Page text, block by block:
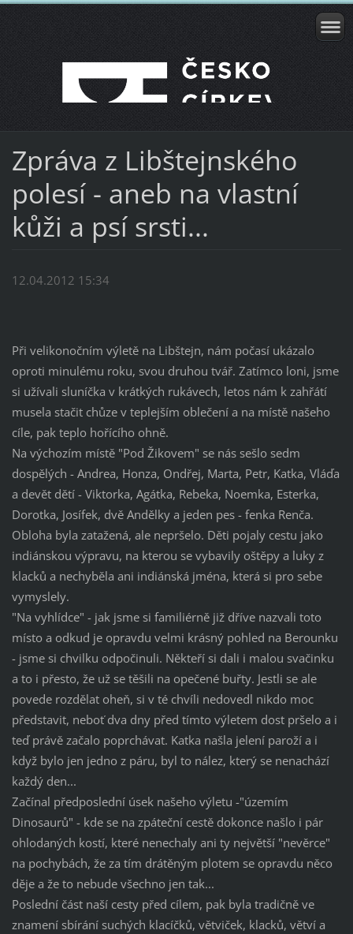
Zpráva z Libštejnského
polesí - aneb na vlastní
kůži a psí srsti...
12.04.2012 15:34
Při velikonočním výletě na Libštejn, nám počasí ukázalo
oproti minulému roku, svou druhou tvář. Zatímco loni, jsme
si užívali sluníčka v krátkých rukávech, letos nám k zahřátí
musela stačit chůze v teplejším oblečení a na místě našeho
cíle, pak teplo hořícího ohně.
Na výchozím místě "Pod Žikovem" se nás sešlo sedm
dospělých - Andrea, Honza, Ondřej, Marta, Petr, Katka, Vláďa
a devět dětí - Viktorka, Agátka, Rebeka, Noemka, Esterka,
Dorotka, Josífek, dvě Andělky a jeden pes - fenka Renča.
Obloha byla zatažená, ale nepršelo. Děti pojaly cestu jako
indiánskou výpravu, na kterou se vybavily oštěpy a luky z
klacků a nechyběla ani indiánská jména, která si pro sebe
vymyslely.
"Na vyhlídce" - jak jsme si familiérně již dříve nazvali toto
místo a odkud je opravdu velmi krásný pohled na Berounku
- jsme si chvilku odpočinuli. Někteří si dali i malou svačinku
a to i přesto, že už se těšili na opečené buřty. Jestli se ale
povede rozdělat oheň, si v té chvíli nedovedl nikdo moc
představit, neboť dva dny před tímto výletem dost pršelo a i
teď právě začalo poprchávat. Katka našla jelení paroží a i
když bylo jen jedno z páru, byl to nález, který se nenachází
každý den...
Začínal předposlední úsek našeho výletu -"územím
Dinosaurů" - kde se na zpáteční cestě dokonce našlo i pár
ohlodaných kostí, které nenechaly ani ty největší "nevěrce"
na pochybách, že za tím drátěným plotem se opravdu něco
děje a že to nebude všechno jen tak...
Poslední část naší cesty před cílem, pak byla tradičně ve
znamení sbírání suchých klacíčků, větviček, klacků, větví a